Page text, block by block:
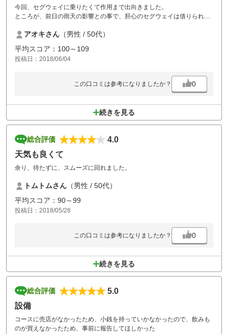
今回、セグウェイに乗りたくて作用まで出向きました。
ところが、前日の雨天の影響との事で、肝心のセグウェイは借りられま
仕方ないとは思いますが、雨天影響で使用できないことがあるなどと
は、サイト情報には記載なし。
実際のフェアウェイ状態は、セグウェイが走っても問題ないように思え
ました。
事は関係ないですよね。
アオキさん （男性 / 50代）
平均スコア：100～109
投稿日：2018/06/04
この口コミは参考になりましたか？ 0
続きを見る
総合評価
4.0
天気も良くて
余り、待たずに、スムーズに回れました。
トムトムさん （男性 / 50代）
平均スコア：90～99
投稿日：2018/05/28
この口コミは参考になりましたか？ 0
続きを見る
総合評価
5.0
設備
コースに売店がなかったため、小銭を持っていかなかったので、飲みも
のが買えなかったため、事前に報告してほしかった